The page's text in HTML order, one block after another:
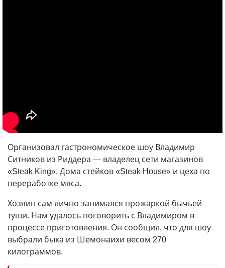
Организовал гастрономическое шоу Владимир
Ситников из Риддера — владелец сети магазинов
«Steak King», Дома стейков «Steak House» и цеха по
переработке мяса.
Хозяин сам лично занимался прожаркой бычьей
туши. Нам удалось поговорить с Владимиром в
процессе приготовления. Он сообщил, что для шоу
выбрали быка из Шемонаихи весом 270
килограммов.